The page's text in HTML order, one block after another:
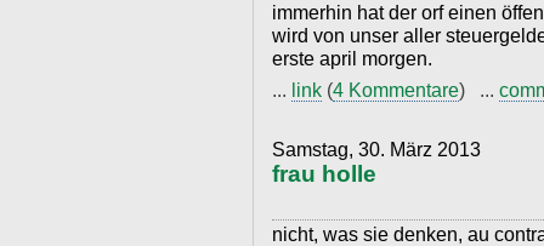
immerhin hat der orf einen
wird von unser aller
erste april morgen.
... link (4 Kommentare) ...
Samstag, 30. März 2013
frau holle
nicht, was sie denken, au